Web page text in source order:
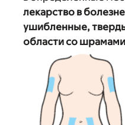
лекарство в
ушибленные,
области со